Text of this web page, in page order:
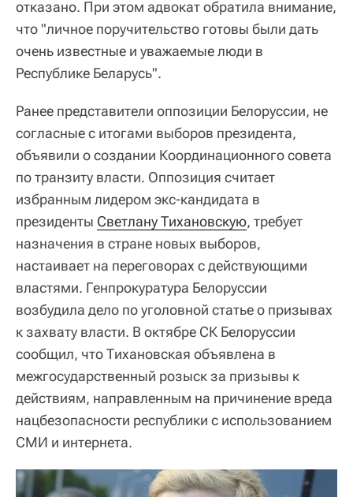
отказано. При этом адвокат обратила внимание,
что "личное поручительство готовы были дать
очень известные и уважаемые люди в
Республике Беларусь".
Ранее представители оппозиции Белоруссии, не
согласные с итогами выборов президента,
объявили о создании Координационного совета
по транзиту власти. Оппозиция считает
избранным лидером экс-кандидата в
президенты Светлану Тихановскую, требует
назначения в стране новых выборов,
настаивает на переговорах с действующими
властями. Генпрокуратура Белоруссии
возбудила дело по уголовной статье о призывах
к захвату власти. В октябре СК Белоруссии
сообщил, что Тихановская объявлена в
межгосударственный розыск за призывы к
действиям, направленным на причинение вреда
нацбезопасности республики с использованием
СМИ и интернета.